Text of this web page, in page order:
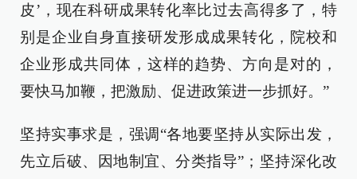
皮’，现在科研成果转化率比过去高得多了，特
别是企业自身直接研发形成成果转化，院校和
企业形成共同体，这样的趋势、方向是对的，
要快马加鞭，把激励、促进政策进一步抓好。”
坚持实事求是，强调“各地要坚持从实际出发，
先立后破、因地制宜、分类指导”；坚持深化改